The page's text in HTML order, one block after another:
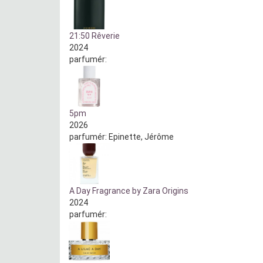
21:50 Rêverie
2024
parfumér:
5pm
2026
parfumér: Epinette, Jérôme
A Day Fragrance by Zara Origins
2024
parfumér: